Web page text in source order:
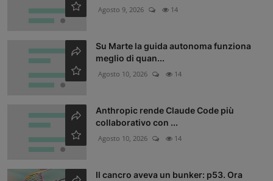
Agosto 9, 2026 14
Su Marte la guida autonoma funziona
meglio di quan...
Agosto 10, 2026 14
Anthropic rende Claude Code più
collaborativo con ...
Agosto 10, 2026 14
Il cancro aveva un bunker: p53. Ora